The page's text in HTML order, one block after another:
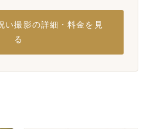
い撮影の詳細・料金を見
る